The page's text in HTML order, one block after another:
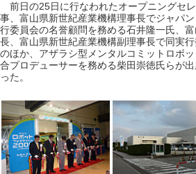
前日の25日に行なわれたオープニングセ
事、富山県新世紀産業機構理事長でジャパ
行委員会の名誉顧問を務める石井隆一氏、
長、富山県新世紀産業機構副理事長で同実
のほか、アザラシ型メンタルコミットロボ
合プロデューサーを務める柴田崇徳氏らが
った。